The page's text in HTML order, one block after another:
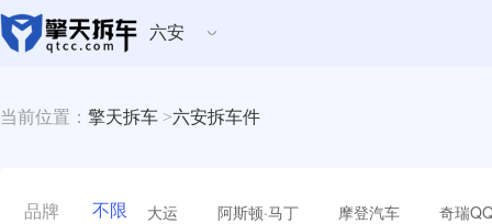
六安
当前位置： 擎天拆车 >六安拆车件
品牌 不限 大运 阿斯顿·马丁 摩登汽车 奇瑞